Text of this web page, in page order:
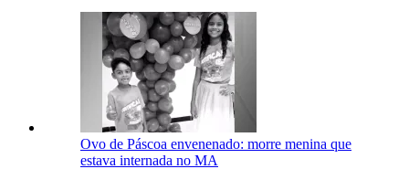
Ovo de Páscoa envenenado: morre menina que
estava internada no MA